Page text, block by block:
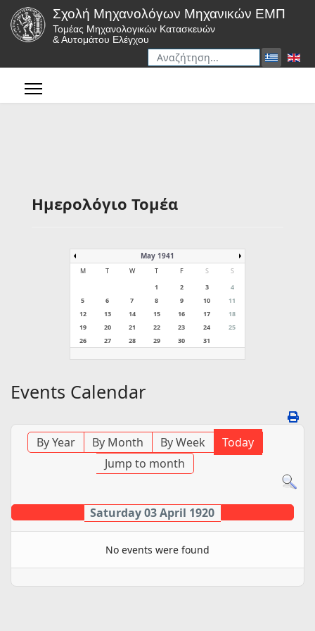
Σχολή Μηχανολόγων Μηχανικών ΕΜΠ
Τομέας Μηχανολογικών Κατασκευών
& Αυτομάτου Ελέγχου
Αναζήτηση
Ημερολόγιο Τομέα
May 1941
M T W T F S
S
1
2 3
4
5
6 7 8 9 10
11
12
13 14 15 16 17
18
19
20 21 22 23 24
25
26
27 28 29 30 31
Events Calendar
By Year By Month By Week
Today
Jump to month
Saturday 03 April 1920
No events were found